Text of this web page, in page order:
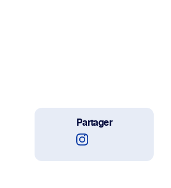
Change Language
Partager